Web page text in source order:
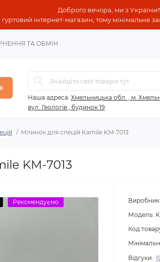
Доброго вечора, ми з
інтернет-магазин, тому мінімальне
ТА ОБМІН
Наша адреса: Хмельницька обл. , м.
вул. Геологів , будинок 19
Млинок для спецій Kamile KM-7013
KM-7013
Рекомендуємо Виробник:
Модель:
Код
Відгуки: